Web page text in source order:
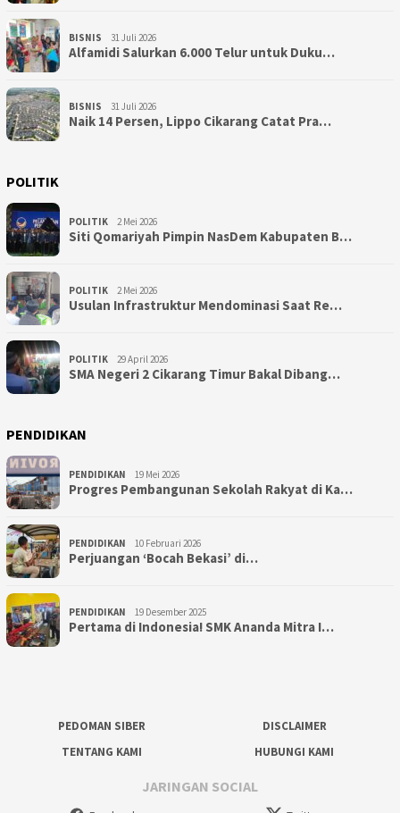
BISNIS 31 Juli 2026
Alfamidi Salurkan 6.000 Telur untuk Duku…
BISNIS 31 Juli 2026
Naik 14 Persen, Lippo Cikarang Catat Pra…
POLITIK
POLITIK 2 Mei 2026
Siti Qomariyah Pimpin NasDem Kabupaten B…
POLITIK 2 Mei 2026
Usulan Infrastruktur Mendominasi Saat Re…
POLITIK 29 April 2026
SMA Negeri 2 Cikarang Timur Bakal Dibang…
PENDIDIKAN
PENDIDIKAN 19 Mei 2026
Progres Pembangunan Sekolah Rakyat di Ka…
PENDIDIKAN 10 Februari 2026
Perjuangan ‘Bocah Bekasi’ di…
PENDIDIKAN 19 Desember 2025
Pertama di Indonesia! SMK Ananda Mitra I…
PEDOMAN SIBER
DISCLAIMER
TENTANG KAMI
HUBUNGI KAMI
JARINGAN SOCIAL